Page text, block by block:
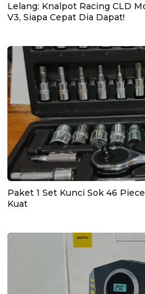
Lelang: Knalpot Racing CLD
V3, Siapa Cepat Dia Dapat!
Paket 1 Set Kunci Sok 46
Kuat